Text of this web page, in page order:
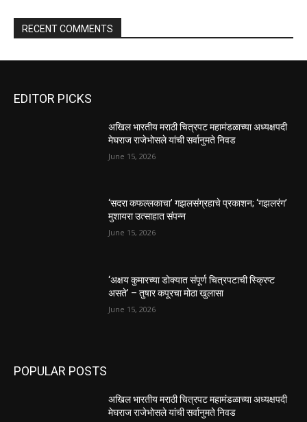
RECENT COMMENTS
EDITOR PICKS
अखिल भारतीय मराठी चित्रपट महामंडळाच्या अध्यक्षपदी
मेघराज राजेभोसले यांची सर्वानुमते निवड
June 15, 2026
‘सदरा कफल्लकाचा’ गझलसंग्रहाचे प्रकाशन; ‘गझलरंग’
मुशायरा उत्साहात संपन्न
June 15, 2026
‘अक्षय कुमारच्या डोक्यात संपूर्ण चित्रपटाची स्क्रिप्ट
असते’ – तुषार कपूरचा मोठा खुलासा
June 15, 2026
POPULAR POSTS
अखिल भारतीय मराठी चित्रपट महामंडळाच्या अध्यक्षपदी
मेघराज राजेभोसले यांची सर्वानुमते निवड